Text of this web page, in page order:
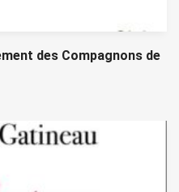
des Compagnons de